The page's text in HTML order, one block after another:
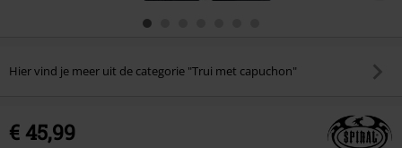
Hier vind je meer uit de categorie "Trui met capuchon"
€ 45,99